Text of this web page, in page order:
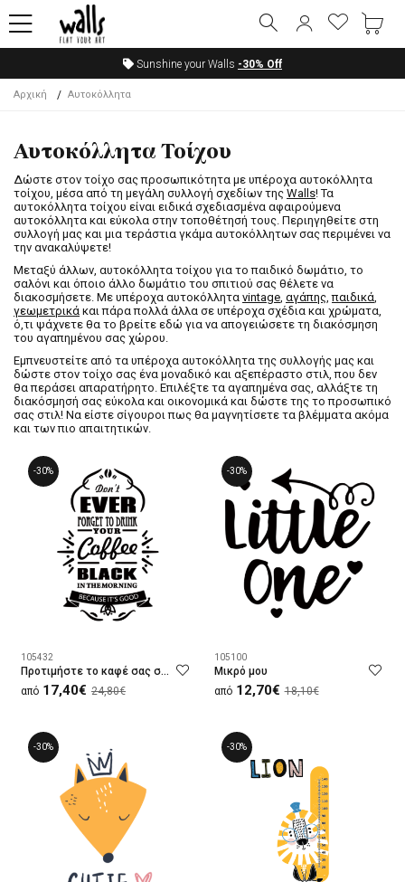
Sunshine your Walls -30% Off
Αρχική Αυτοκόλλητα
Αυτοκόλλητα Τοίχου
Δώστε στον τοίχο σας προσωπικότητα με υπέροχα αυτοκόλλητα
τοίχου, μέσα από τη μεγάλη συλλογή σχεδίων της Walls! Τα
αυτοκόλλητα τοίχου είναι ειδικά σχεδιασμένα αφαιρούμενα
αυτοκόλλητα και εύκολα στην τοποθέτησή τους. Περιηγηθείτε στη
συλλογή μας και μια τεράστια γκάμα αυτοκόλλητων σας περιμένει να
την ανακαλύψετε!
Μεταξύ άλλων, αυτοκόλλητα τοίχου για το παιδικό δωμάτιο, το
σαλόνι και όποιο άλλο δωμάτιο του σπιτιού σας θέλετε να
διακοσμήσετε. Με υπέροχα αυτοκόλλητα vintage, αγάπης,παιδικά,
γεωμετρικά και πάρα πολλά άλλα σε υπέροχα σχέδια και χρώματα,
ό,τι ψάχνετε θα το βρείτε εδώ για να απογειώσετε τη διακόσμηση
του αγαπημένου σας χώρου.
Εμπνευστείτε από τα υπέροχα αυτοκόλλητα της συλλογής μας και
δώστε στον τοίχο σας ένα μοναδικό και αξεπέραστο στιλ, που δεν
θα περάσει απαρατήρητο. Επιλέξτε τα αγαπημένα σας, αλλάξτε τη
διακόσμησή σας εύκολα και οικονομικά και δώστε της το προσωπικό
σας στιλ! Να είστε σίγουροι πως θα μαγνητίσετε τα βλέμματα ακόμα
και των πιο απαιτητικών.
-30%
105432
Προτιμήστε το καφέ σας σκέτο
από 17,40€ 24,80€
-30%
105100
Μικρό μου
από 12,70€ 18,10€
-30% -30%